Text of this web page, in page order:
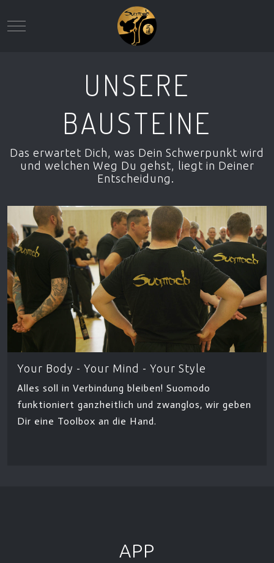
Mobile Menu Toggle
UNSERE
BAUSTEINE
Das erwartet Dich, was Dein Schwerpunkt wird
und welchen Weg Du gehst, liegt in Deiner
Entscheidung.
Your Body - Your Mind - Your Style
Alles soll in Verbindung bleiben! Suomodo
funktioniert ganzheitlich und zwanglos, wir geben
Dir eine Toolbox an die Hand.
APP